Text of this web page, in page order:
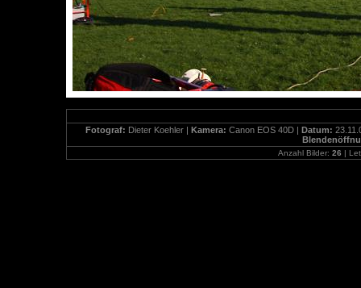
Fotograf: Dieter Koehler | Kamera: Canon EOS 40D | Datum:
Anzahl Bilder: 26 |